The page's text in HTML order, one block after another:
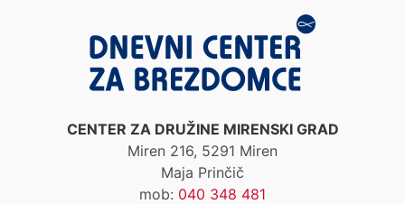
CENTER ZA DRUŽINE MIRENSKI GRAD
Miren 216, 5291 Miren
Maja Prinčič
mob: 040 348 481